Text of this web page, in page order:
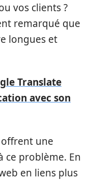
vos clients ?
remarqué que
longues et
Translate
avec son
offrent une
ce problème. En
en liens plus